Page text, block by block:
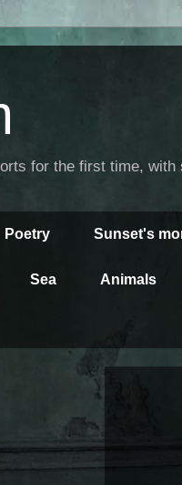
for the first time,
Poetry Sunset's
Sea Animals